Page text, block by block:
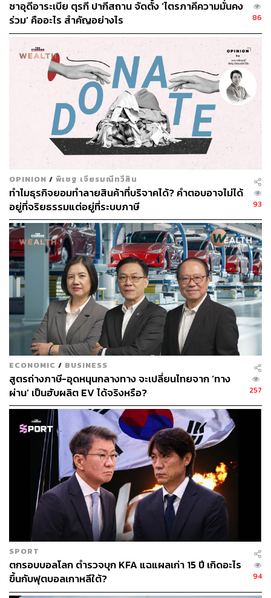
ซาอุดีอาระเบีย ตุรกี ปากีสถาน จัดตั้ง ‘ไตรภาคีความมั่นคง
ร่วม’ คืออะไร สำคัญอย่างไร
86
OPINION / พิเชฐ เจียรมณีทวีสิน
ทำไมธุรกิจยอมทำลายสินค้าที่บริจาคได้? คำตอบอาจไม่ได้
อยู่ที่จริยธรรมแต่อยู่ที่ระบบภาษี
93
ECONOMIC / BUSINESS
สูตรถ่างภาษี-อุดหนุนกลางทาง จะเปลี่ยนไทยจาก ‘ทาง
ผ่าน’ เป็นฮับผลิต EV ได้จริงหรือ?
257
SPORT
ตกรอบบอลโลก ตำรวจบุก KFA แฉแผลเก่า 15 ปี เกิดอะไร
ขึ้นกับฟุตบอลเกาหลีใต้?
94